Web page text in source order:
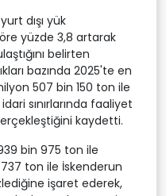
dışı yük
yüzde 3,8 artarak
belirten
bazında 2025'te en
507 bin 150 ton ile
sınırlarında faaliyet
kaydetti.
bin 975 ton ile
ton ile İskenderun
işaret ederek,